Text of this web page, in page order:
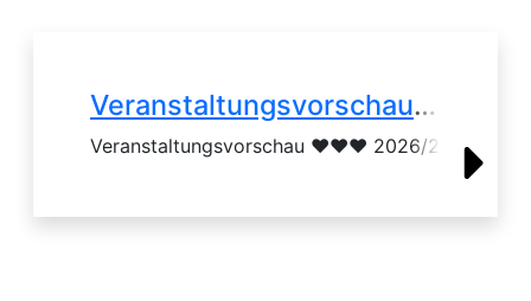
Familie oder die Liebsten?
Restaurant STOG.
Veranstaltungsvorschau 2026/2027
Veranstaltungsvorschau ♥♥♥ 2026/2027